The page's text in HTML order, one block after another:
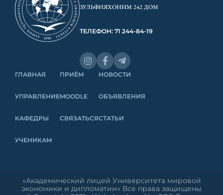
ЗУЛЬФИЯХОНИМ 242 ДОМ
ТЕЛЕФОН: 71 244-84-19
ГЛАВНАЯ
УПРАВЛЕНИЕ
КАФЕДРЫ
УЧЕНИКАМ
ПРИЁМ
MOODLE
СВЯЗАТЬСЯ
НОВОСТИ
ОБЪЯВЛЕНИЯ
СТАТЬИ
«Академический лицей Университета мировой
экономики и дипломатии» Все права защищены